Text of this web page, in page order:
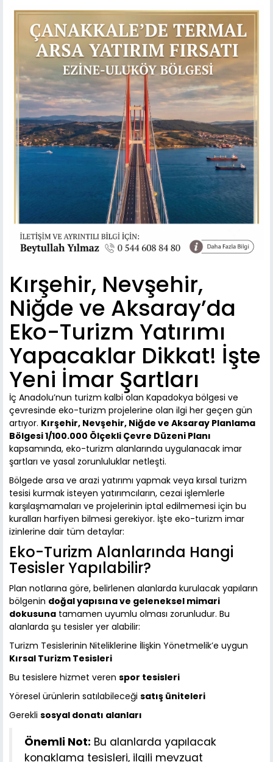
Kırşehir, Nevşehir,
Niğde ve Aksaray’da
Eko-Turizm Yatırımı
Yapacaklar Dikkat! İşte
Yeni İmar Şartları
İç Anadolu’nun turizm kalbi olan Kapadokya bölgesi ve
çevresinde eko-turizm projelerine olan ilgi her geçen gün
artıyor. Kırşehir, Nevşehir, Niğde ve Aksaray Planlama
Bölgesi 1/100.000 Ölçekli Çevre Düzeni Planı
kapsamında, eko-turizm alanlarında uygulanacak imar
şartları ve yasal zorunluluklar netleşti.
Bölgede arsa ve arazi yatırımı yapmak veya kırsal turizm
tesisi kurmak isteyen yatırımcıların, cezai işlemlerle
karşılaşmamaları ve projelerinin iptal edilmemesi için bu
kuralları harfiyen bilmesi gerekiyor. İşte eko-turizm imar
izinlerine dair tüm detaylar:
Eko-Turizm Alanlarında Hangi
Tesisler Yapılabilir?
Plan notlarına göre, belirlenen alanlarda kurulacak yapıların
bölgenin doğal yapısına ve geleneksel mimari
dokusuna tamamen uyumlu olması zorunludur. Bu
alanlarda şu tesisler yer alabilir:
Turizm Tesislerinin Niteliklerine İlişkin Yönetmelik’e uygun
Kırsal Turizm Tesisleri
Bu tesislere hizmet veren spor tesisleri
Yöresel ürünlerin satılabileceği satış üniteleri
Gerekli sosyal donatı alanları
Önemli Not: Bu alanlarda yapılacak
konaklama tesisleri, ilgili mevzuat